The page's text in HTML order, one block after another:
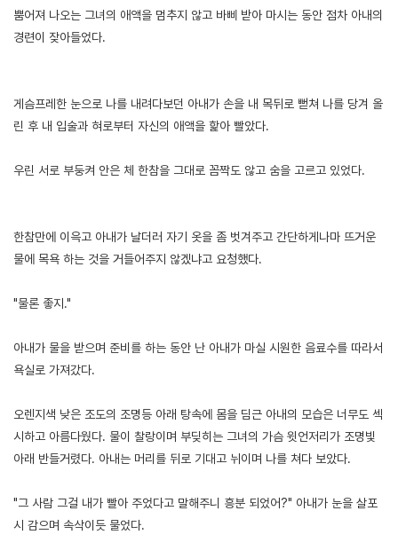
뿜어져 나오는 그녀의 애액을 멈추지 않고 바삐 받아 마시는 동안 점차 아내의
경련이 잦아들었다.
게슴프레한 눈으로 나를 내려다보던 아내가 손을 내 목뒤로 뻗쳐 나를 당겨 올
린 후 내 입술과 혀로부터 자신의 애액을 핥아 빨았다.
우린 서로 부둥켜 안은 체 한참을 그대로 꼼짝도 않고 숨을 고르고 있었다.
한참만에 이윽고 아내가 날더러 자기 옷을 좀 벗겨주고 간단하게나마 뜨거운
물에 목욕 하는 것을 거들어주지 않겠냐고 요청했다.
"물론 좋지."
아내가 물을 받으며 준비를 하는 동안 난 아내가 마실 시원한 음료수를 따라서
욕실로 가져갔다.
오렌지색 낮은 조도의 조명등 아래 탕속에 몸을 딤근 아내의 모습은 너무도 섹
시하고 아름다웠다. 물이 찰랑이며 부딪히는 그녀의 가슴 윗언저리가 조명빛
아래 반들거렸다. 아내는 머리를 뒤로 기대고 뉘이며 나를 쳐다 보았다.
"그 사람 그걸 내가 빨아 주었다고 말해주니 흥분 되었어?" 아내가 눈을 살포
시 감으며 속삭이듯 물었다.